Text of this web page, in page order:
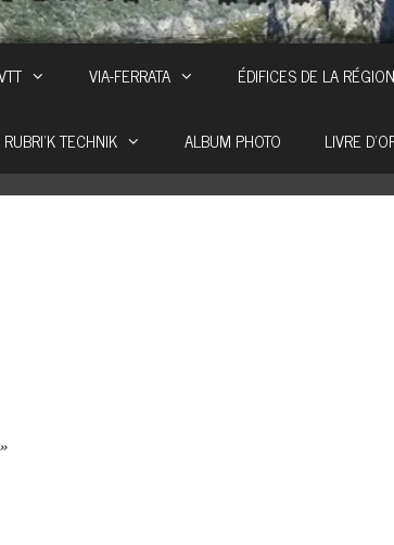
VIA-FERRATA ÉDIFICES DE LA RÉGION
RUBRI’K TECHNIK ALBUM PHOTO LIVRE